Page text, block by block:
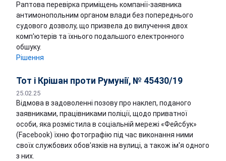
Раптова перевірка приміщень компанії-заявника
антимонопольним органом влади без попереднього
судового дозволу, що призвела до вилучення двох
комп'ютерів та їхнього подальшого електронного
обшуку.
Рішення
Тот і Крішан проти Румунії, № 45430/19
25.02.25
Відмова в задоволенні позову про наклеп, поданого
заявниками, працівниками поліції, щодо приватної
особи, яка розмістила в соціальній мережі «Фейсбук»
(Facebook) їхню фотографію під час виконання ними
своїх службових обов'язків на вулиці, а також ім'я одного
з них.